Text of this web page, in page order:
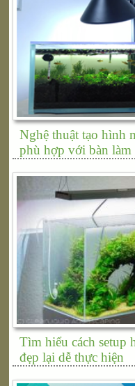
Nghệ thuật tạo hình
phù hợp với bàn làm
Tìm hiểu cách setup
đẹp lại dễ thực hiện